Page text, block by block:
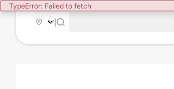
TypeError: Failed to fetch